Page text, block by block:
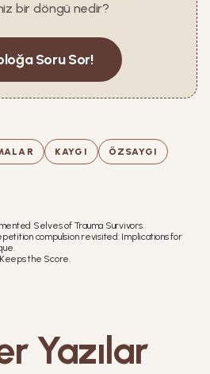
bir döngü nedir?
Soru Sor!
KAYGI ÖZSAYGI
Selves of Trauma Survivors.
compulsion revisited: Implications for
Keeps the Score.
Yazılar